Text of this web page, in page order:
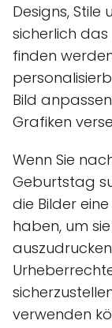
Designs, Stile
sicherlich
finden
Bild
Grafiken
Wenn Sie
Geburtstag
die Bilder
haben, um
verwenden